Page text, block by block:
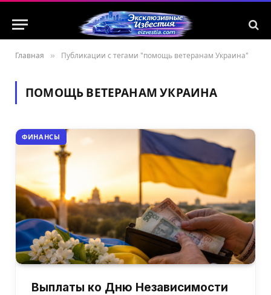
Главная » Публикации с тегами "помощь ветеранам Украина"
ПОМОЩЬ ВЕТЕРАНАМ УКРАИНА
ФИНАНСЫ
Выплаты ко Дню Независимости